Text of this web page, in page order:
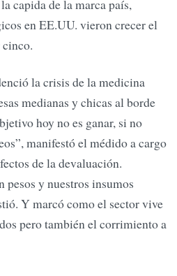
capida de la marca país,
en EE.UU. vieron crecer el
la crisis de la medicina
medianas y chicas al borde
hoy no es ganar, si no
manifestó el médido a cargo
de la devaluación.
pesos y nuestros insumos
Y marcó como el sector vive
pero también el corrimiento a